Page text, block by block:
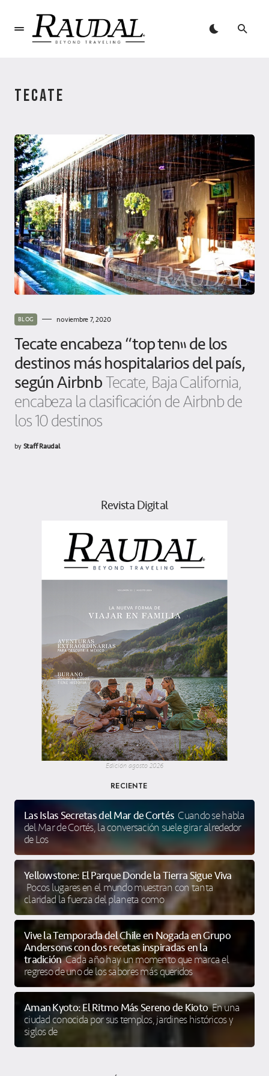
TECATE
BLOG noviembre 7, 2020
Tecate encabeza “top ten” de los
destinos más hospitalarios del país,
según AirbnbTecate, Baja California,
encabeza la clasificación de Airbnb de
los 10 destinos
byStaff Raudal
Revista Digital
Edición agosto 2026
RECIENTE
Las Islas Secretas del Mar de Cortés Cuando se habla
del Mar de Cortés, la conversación suele girar alrededor
de Los
Yellowstone: El Parque Donde la Tierra Sigue Viva
Pocos lugares en el mundo muestran con tanta
claridad la fuerza del planeta como
Vive la Temporada del Chile en Nogada en Grupo
Anderson’s con dos recetas inspiradas en la
tradición Cada año hay un momento que marca el
regreso de uno de los sabores más queridos
Aman Kyoto: El Ritmo Más Sereno de Kioto En una
ciudad conocida por sus templos, jardines históricos y
siglos de